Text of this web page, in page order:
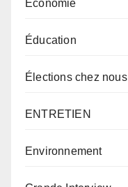
Economie
Éducation
Élections chez nous
ENTRETIEN
Environnement